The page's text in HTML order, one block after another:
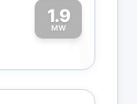
1.9
MW1